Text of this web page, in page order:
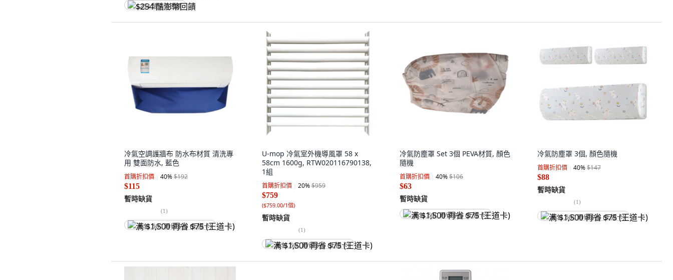
$254 酷澎幣回饋
冷氣空調護牆布 防水布材質 清洗專
用 雙面防水, 藍色
首購折扣價 40%$192
$115
暫時缺貨
(1)
满 $1,500 再省 $75 (王道卡)
U-mop 冷氣室外機導風罩 58 x
58cm 1600g, RTW020116790138,
1組
首購折扣價 20%$959
$759
($759.00/1個)
暫時缺貨
(1)
满 $1,500 再省 $75 (王道卡)
冷氣防塵罩 Set 3個 PEVA材質, 顏色
隨機
首購折扣價 40%$106
$63
暫時缺貨
满 $1,500 再省 $75 (王道卡)
冷氣防塵罩 3個, 顏色隨機
首購折扣價 40%$147
$88
暫時缺貨
(1)
满 $1,500 再省 $75 (王道卡)